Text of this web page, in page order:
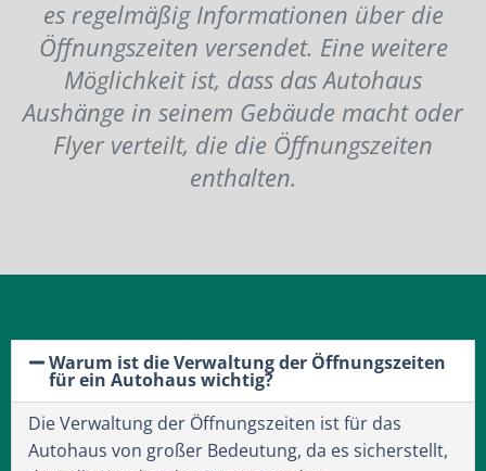
es regelmäßig Informationen über die
Öffnungszeiten versendet. Eine weitere
Möglichkeit ist, dass das Autohaus
Aushänge in seinem Gebäude macht oder
Flyer verteilt, die die Öffnungszeiten
enthalten.
Warum ist die Verwaltung der Öffnungszeiten
für ein Autohaus wichtig?
Die Verwaltung der Öffnungszeiten ist für das
Autohaus von großer Bedeutung, da es sicherstellt,